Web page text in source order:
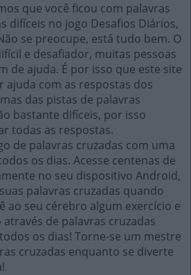
que você ficou com palavras
difíceis no jogo Desafios Diários,
se preocupe, está tudo bem. O
e desafiador, muitas pessoas
de ajuda. É por isso que este site
ajuda com as respostas dos
das pistas de palavras
bastante difíceis, por isso
todas as respostas.
de palavras cruzadas com uma
os dias. Acesse centenas de
no seu dispositivo Android,
palavras cruzadas quando
ao seu cérebro algum exercício e
de palavras cruzadas
os dias! Torne-se um mestre
cruzadas enquanto se diverte